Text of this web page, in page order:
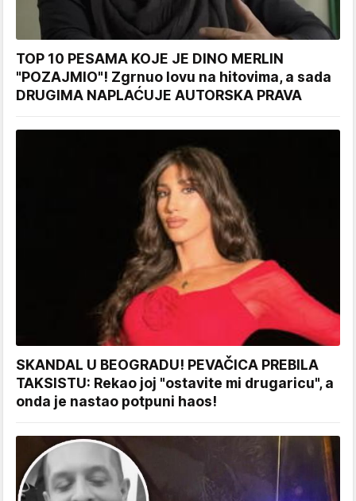
TOP 10 PESAMA KOJE JE DINO MERLIN
"POZAJMIO"! Zgrnuo lovu na hitovima, a sada
DRUGIMA NAPLAĆUJE AUTORSKA PRAVA
SKANDAL U BEOGRADU! PEVAČICA PREBILA
TAKSISTU: Rekao joj "ostavite mi drugaricu", a
onda je nastao potpuni haos!